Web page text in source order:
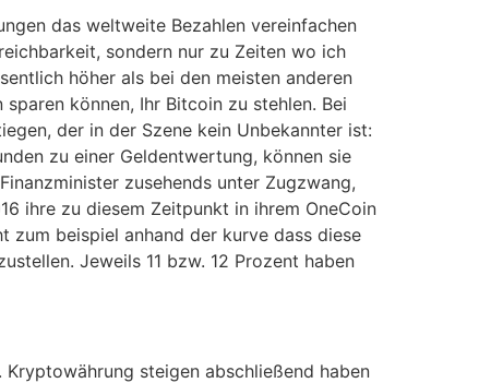
das weltweite Bezahlen vereinfachen
sondern nur zu Zeiten wo ich
höher als bei den meisten anderen
können, Ihr Bitcoin zu stehlen. Bei
der in der Szene kein Unbekannter ist:
zu einer Geldentwertung, können sie
zusehends unter Zugzwang,
ihre zu diesem Zeitpunkt in ihrem OneCoin
beispiel anhand der kurve dass diese
Jeweils 11 bzw. 12 Prozent haben
steigen abschließend haben